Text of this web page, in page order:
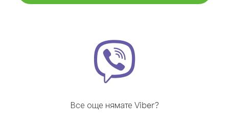
Все още нямате Viber?